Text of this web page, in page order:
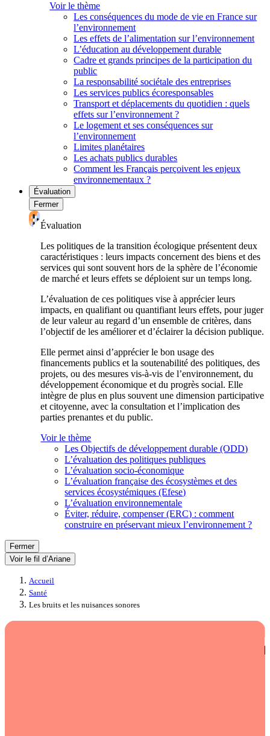
Voir le thème
Les conséquences du mode de vie en France sur
l’environnement
Les effets de l’alimentation sur l’environnement
L’éducation au développement durable
Cadre et grands principes de la participation du
public
La responsabilité sociétale des entreprises
Les services publics écoresponsables
Transport et déplacements du quotidien : quels
effets sur l’environnement ?
Le logement et ses conséquences sur
l’environnement
Limites planétaires
Les achats publics durables
Comment les Français perçoivent les enjeux
environnementaux ?
Évaluation
Fermer
Évaluation
Les politiques de la transition écologique présentent deux
caractéristiques : leurs impacts concernent des biens et des
services qui sont souvent hors de la sphère de l’économie
de marché et leurs effets se déploient sur un temps long.
L’évaluation de ces politiques vise à apprécier leurs
impacts, en qualifiant ou quantifiant leurs effets, pour juger
de leur valeur au regard d’un ensemble de critères, dans
l’objectif de les améliorer et d’éclairer la décision publique.
Elle permet ainsi d’apprécier le bon usage des
financements publics et la soutenabilité des politiques, des
projets, ou des mesures vis-à-vis de l’environnement, du
développement économique et du progrès social. Elle
intègre de plus en plus souvent une dimension participative
et citoyenne, avec la consultation et l’implication des
parties prenantes et du public.
Voir le thème
Les Objectifs de développement durable (ODD)
L’évaluation des politiques publiques
L’évaluation socio-économique
L’évaluation française des écosystèmes et des
services écosystémiques (Efese)
L’évaluation environnementale
Éviter, réduire, compenser (ERC) : comment
construire en préservant mieux l’environnement ?
Fermer
Voir le fil d’Ariane
Accueil
Santé
Les bruits et les nuisances sonores